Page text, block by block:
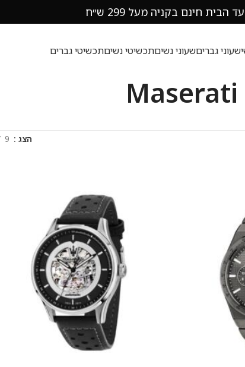
הבית חינם בקניה מעל 299 ש״ח
שעוני גבריםשעוני נשיםתכשיטי נשיםתכשיטי גברים
Maserati
הצג 9